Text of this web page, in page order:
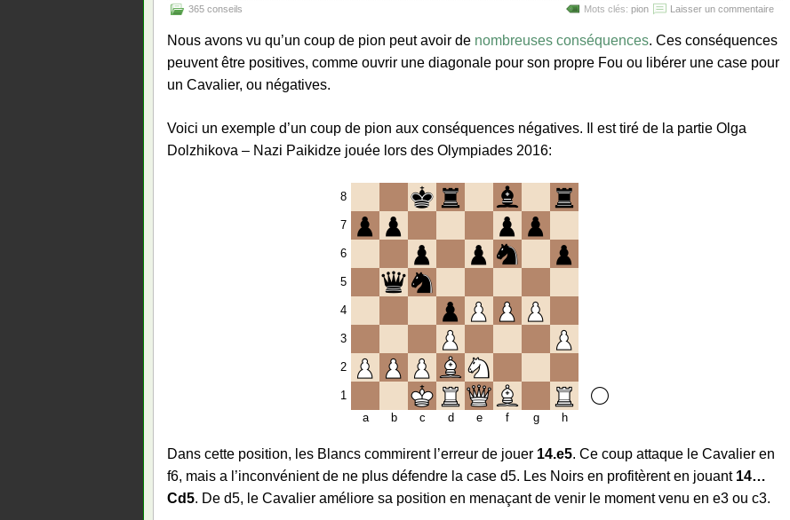
365 conseils Laisser un commentaire
Mots clés: pion
Nous avons vu qu’un coup de pion peut avoir de nombreuses conséquences. Ces conséquences
peuvent être positives, comme ouvrir une diagonale pour son propre Fou ou libérer une case pour
un Cavalier, ou négatives.
Voici un exemple d’un coup de pion aux conséquences négatives. Il est tiré de la partie Olga
Dolzhikova – Nazi Paikidze jouée lors des Olympiades 2016:
8
7
6
5
4
3
2
1
a
b c d e f g h
Dans cette position, les Blancs commirent l’erreur de jouer 14.e5. Ce coup attaque le Cavalier en
f6, mais a l’inconvénient de ne plus défendre la case d5. Les Noirs en profitèrent en jouant 14…
Cd5. De d5, le Cavalier améliore sa position en menaçant de venir le moment venu en e3 ou c3.